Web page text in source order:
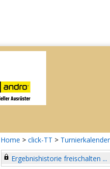
Home > click-TT > Turnierkalender
Ergebnishistorie freischalten ...